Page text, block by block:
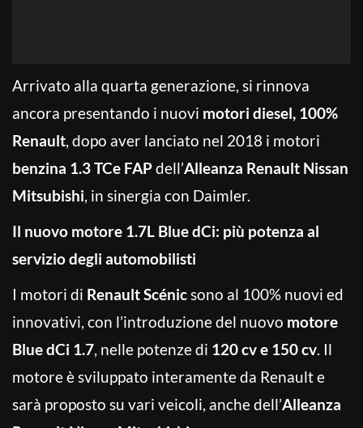
Arrivato alla quarta generazione, si rinnova
ancora presentando i nuovi motori diesel, 100%
Renault, dopo aver lanciato nel 2018 i motori
benzina 1.3 TCe FAPdell’Alleanza Renault Nissan
Mitsubishi, in sinergia con Daimler.
Il nuovo motore 1.7L Blue dCi: più potenza al
servizio degli automobilisti
I motori di Renault Scénicsono al 100% nuovi ed
innovativi, con l’introduzione del nuovo motore
Blue dCi 1.7, nelle potenze di 120 cv e 150 cv. Il
motore è sviluppato interamente da Renault e
sarà proposto su vari veicoli, anche dell’Alleanza